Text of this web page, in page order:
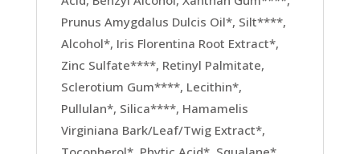
Prunus Amygdalus Dulcis Oil*, Silt****,
Alcohol*, Iris Florentina Root Extract*,
Zinc Sulfate****, Retinyl Palmitate,
Sclerotium Gum****, Lecithin*,
Pullulan*, Silica****, Hamamelis
Virginiana Bark/Leaf/Twig Extract*,